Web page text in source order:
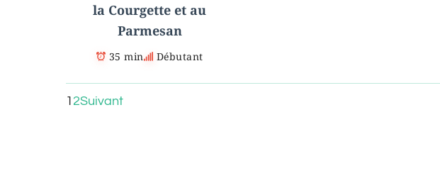
la Courgette et au
Parmesan
35 min Débutant
1 2Suivant